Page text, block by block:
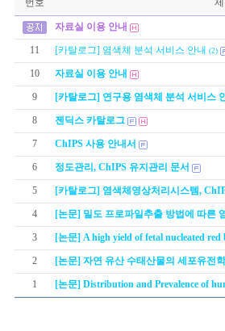
번호
자료실 이용 안내
11 [카탈로그] 염색체 분석 서비스 안내 (2)
10 자료실 이용 안내
9 [카탈로그] 연구용 염색체 분석 서비스
8 젠딕스 카탈로그
7 ChIPS 사용 안내서
6 정도관리, ChIPS 유지관리 문서
5 [카탈로그] 염색체영상처리시스템,
4 [논문] 밀도 프로파일추출 방법에 따른
3 [논문] A high yield of fetal nucleated
2 [논문] 자연 유산 수태산물의 세포유전
1 [논문] Distribution and Prevalence of